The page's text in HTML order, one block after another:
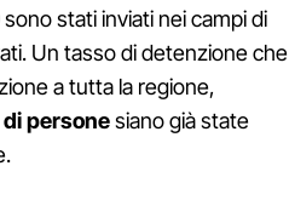
stati inviati nei campi di
Un tasso di detenzione che
a tutta la regione,
personesiano già state